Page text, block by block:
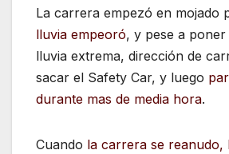
La carrera empezó en mojado
lluvia empeoró, y pese a
lluvia extrema, dirección de
sacar el Safety Car, y luego
durante mas de media hora.
Cuando la carrera se reanudo,